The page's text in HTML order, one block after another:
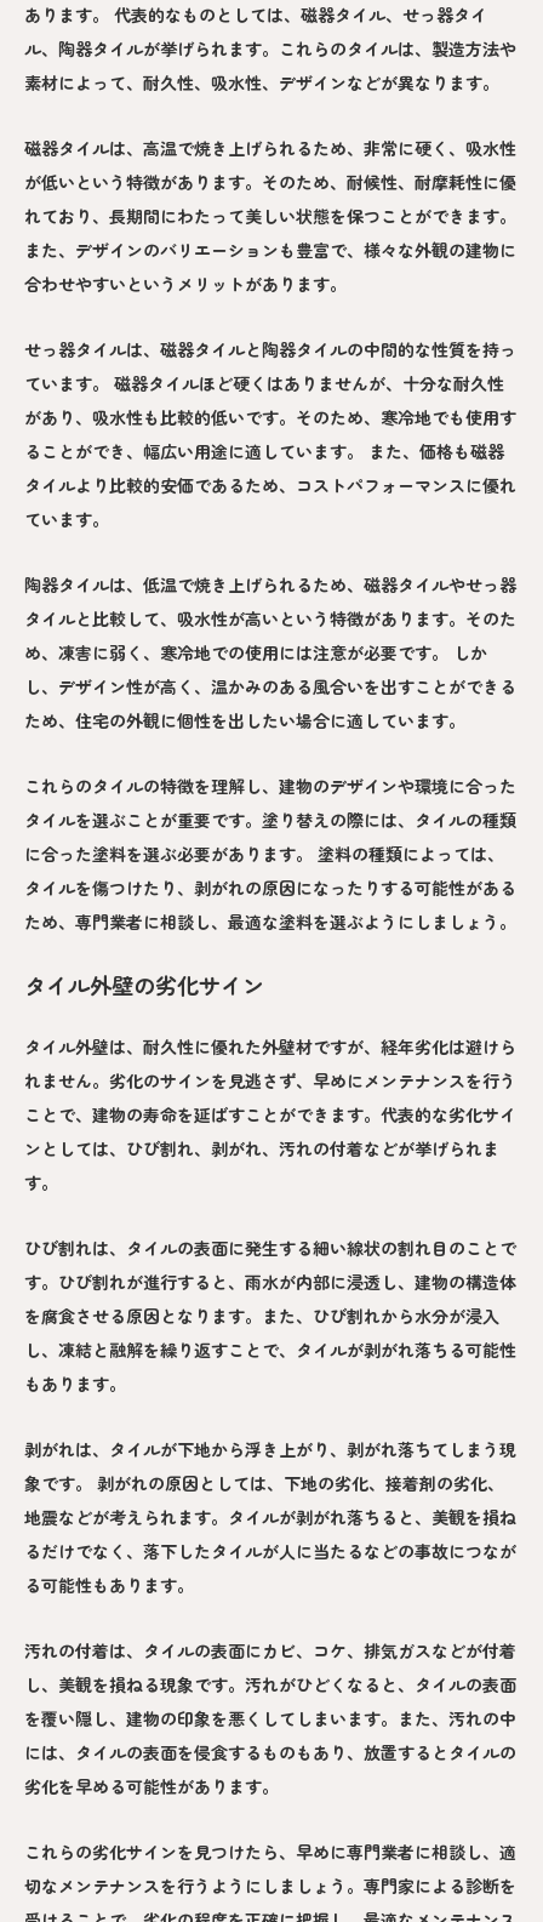
あります。 代表的なものとしては、磁器タイル、せっ器タイ
ル、陶器タイルが挙げられます。これらのタイルは、製造方法や
素材によって、耐久性、吸水性、デザインなどが異なります。
磁器タイルは、高温で焼き上げられるため、非常に硬く、吸水性
が低いという特徴があります。そのため、耐候性、耐摩耗性に優
れており、長期間にわたって美しい状態を保つことができます。
また、デザインのバリエーションも豊富で、様々な外観の建物に
合わせやすいというメリットがあります。
せっ器タイルは、磁器タイルと陶器タイルの中間的な性質を持っ
ています。 磁器タイルほど硬くはありませんが、十分な耐久性
があり、吸水性も比較的低いです。そのため、寒冷地でも使用す
ることができ、幅広い用途に適しています。 また、価格も磁器
タイルより比較的安価であるため、コストパフォーマンスに優れ
ています。
陶器タイルは、低温で焼き上げられるため、磁器タイルやせっ器
タイルと比較して、吸水性が高いという特徴があります。そのた
め、凍害に弱く、寒冷地での使用には注意が必要です。 しか
し、デザイン性が高く、温かみのある風合いを出すことができる
ため、住宅の外観に個性を出したい場合に適しています。
これらのタイルの特徴を理解し、建物のデザインや環境に合った
タイルを選ぶことが重要です。塗り替えの際には、タイルの種類
に合った塗料を選ぶ必要があります。 塗料の種類によっては、
タイルを傷つけたり、剥がれの原因になったりする可能性がある
ため、専門業者に相談し、最適な塗料を選ぶようにしましょう。
タイル外壁の劣化サイン
タイル外壁は、耐久性に優れた外壁材ですが、経年劣化は避けら
れません。劣化のサインを見逃さず、早めにメンテナンスを行う
ことで、建物の寿命を延ばすことができます。代表的な劣化サイ
ンとしては、ひび割れ、剥がれ、汚れの付着などが挙げられま
す。
ひび割れは、タイルの表面に発生する細い線状の割れ目のことで
す。ひび割れが進行すると、雨水が内部に浸透し、建物の構造体
を腐食させる原因となります。また、ひび割れから水分が浸入
し、凍結と融解を繰り返すことで、タイルが剥がれ落ちる可能性
もあります。
剥がれは、タイルが下地から浮き上がり、剥がれ落ちてしまう現
象です。 剥がれの原因としては、下地の劣化、接着剤の劣化、
地震などが考えられます。タイルが剥がれ落ちると、美観を損ね
るだけでなく、落下したタイルが人に当たるなどの事故につなが
る可能性もあります。
汚れの付着は、タイルの表面にカビ、コケ、排気ガスなどが付着
し、美観を損ねる現象です。汚れがひどくなると、タイルの表面
を覆い隠し、建物の印象を悪くしてしまいます。また、汚れの中
には、タイルの表面を侵食するものもあり、放置するとタイルの
劣化を早める可能性があります。
これらの劣化サインを見つけたら、早めに専門業者に相談し、適
切なメンテナンスを行うようにしましょう。専門家による診断を